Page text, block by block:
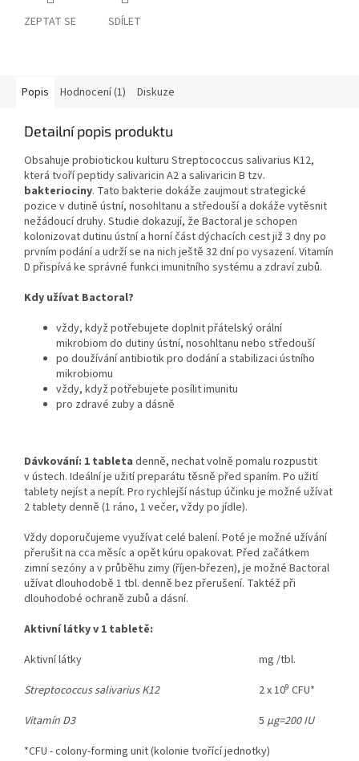
ZEPTAT SE SDÍLET
Popis Hodnocení (1) Diskuze
Detailní popis produktu
Obsahuje probiotickou kulturu Streptococcus salivarius K12,
která tvoří peptidy salivaricin A2 a salivaricin B tzv.
bakteriociny. Tato bakterie dokáže zaujmout strategické
pozice v dutině ústní, nosohltanu a středouší a dokáže vytěsnit
nežádoucí druhy. Studie dokazují, že Bactoral je schopen
kolonizovat dutinu ústní a horní část dýchacích cest již 3 dny po
prvním podání a udrží se na nich ještě 32 dní po vysazení. Vitamín
D přispívá ke správné funkci imunitního systému a zdraví zubů.
Kdy užívat Bactoral?
vždy, když potřebujete doplnit přátelský orální
mikrobiom do dutiny ústní, nosohltanu nebo středouší
po doužívání antibiotik pro dodání a stabilizaci ústního
mikrobiomu
vždy, když potřebujete posílit imunitu
pro zdravé zuby a dásně
Dávkování: 1 tableta denně, nechat volně pomalu rozpustit
v ústech. Ideální je užití preparátu těsně před spaním. Po užití
tablety nejíst a nepít. Pro rychlejší nástup účinku je možné užívat
2 tablety denně (1 ráno, 1 večer, vždy po jídle).
Vždy doporučujeme využívat celé balení. Poté je možné užívání
přerušit na cca měsíc a opět kúru opakovat. Před začátkem
zimní sezóny a v průběhu zimy (říjen-březen), je možné Bactoral
užívat dlouhodobě 1 tbl. denně bez přerušení. Taktéž při
dlouhodobé ochraně zubů a dásní.
Aktivní látky v 1 tabletě:
Aktivní látky
mg /tbl.
Streptococcus salivarius K12
2 x 109 CFU*
Vitamín D3
5 µg=200 IU
*CFU - colony-forming unit (kolonie tvořící jednotky)